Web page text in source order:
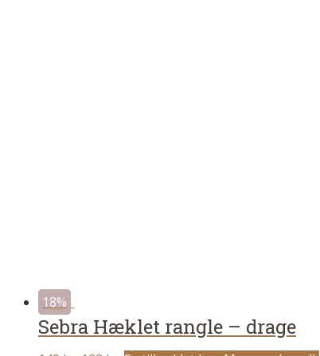
18%
Sebra Hæklet rangle – drage